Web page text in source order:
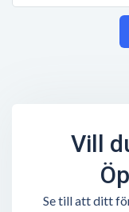
Vill
Se till att ditt